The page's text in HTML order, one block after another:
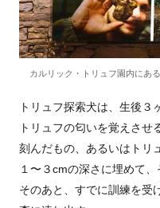
カルリック・トリュフ園内にあ
トリュフ探索犬は、生後３
トリュフの匂いを覚えさせ
刻んだもの、あるいはトリ
１〜３cmの深さに埋めて
そのあと、すでに訓練を受